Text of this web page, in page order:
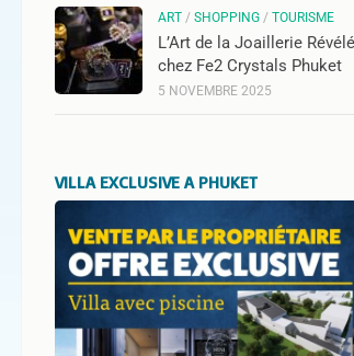
ART / SHOPPING / TOURISME
L’Art de la Joaillerie Révélé
chez Fe2 Crystals Phuket
5 NOVEMBRE 2025
VILLA EXCLUSIVE A PHUKET